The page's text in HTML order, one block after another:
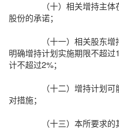
（十）相关增持主
股份的承诺；
（十一）相关股东
明确增持计划实施期限不超
计不超过2%；
（十二）增持计划
对措施；
（十三）本所要求的